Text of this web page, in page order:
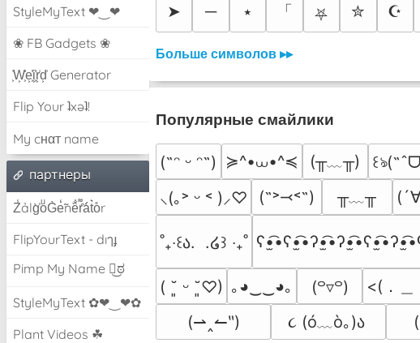
StyleMyText ❤‿❤
❀ FB Gadgets ❀
͕͗W͕͕͗͗e͕͕͗͗i͕͕͗͗r͕͗d͕͗ Generator
Flip Your ʇxəʇ!
My cнαт name
партнеры
Z̾ảlg̀͐oͧG̀e̒̃nȅ̐r͌̑á͑t͛o̊r
FlipYourText - dıๅɟ
Pimp My Name ಠ͜ಠ
StyleMyText ✿❤‿❤✿
Plant Videos ☘
➤ ─ ⭑ 「 ⛧ ✮ ☪
Больше символов ▸▸
Популярные смайлики
(˶ᵔ ᵕ ᵔ˶) ≽^•⩊•^≼ (╥﹏╥)
⸜(｡˃ ᵕ ˂ )⸝♡
(˶˃⤙˂˶) ╥﹏╥
˚₊‧꒰ა.  .໒꒱ ‧₊˚
( ˘͈ ᵕ ˘͈♡) ｡◕‿‿◕｡ (꒪▿꒪) <(．＿
(⇀‸↼‶)
૮ (ó﹏ò｡)ა